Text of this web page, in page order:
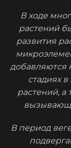
В ходе
растений
развития
добавляются
стадиях
растений, а
В период